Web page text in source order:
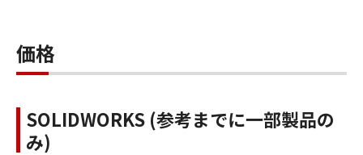
価格
SOLIDWORKS (参考までに一部製品の
み)